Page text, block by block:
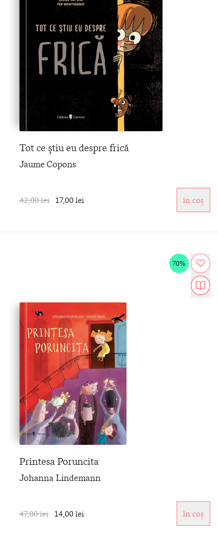
Tot ce știu eu despre frică
Jaume Copons
42,00 lei 17,00 lei în coș
70%
Printesa Poruncita
Johanna Lindemann
47,00 lei 14,00 lei în coș